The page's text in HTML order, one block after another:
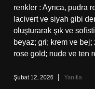
renkler : Ayrıca, pudra
lacivert ve siyah gibi
oluşturarak şık ve
beyaz; gri; krem ve
rose gold; nude ve ten
Şubat 12, 2026 Yanıtla